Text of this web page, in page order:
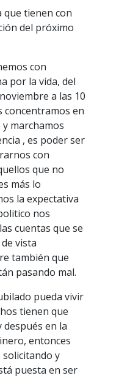
que tienen con
del próximo
con
por la vida, del
a las 10
concentramos en
marchamos
, es poder ser
con
que no
más lo
la expectativa
nos
cuentas que se
vista
también que
pasando mal.
pueda vivir
tienen que
después en la
entonces
y
puesta en ser